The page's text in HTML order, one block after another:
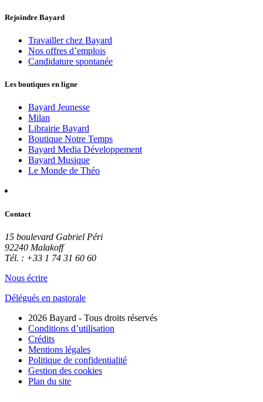
Rejoindre Bayard
Travailler chez Bayard
Nos offres d’emplois
Candidature spontanée
Les boutiques en ligne
Bayard Jeunesse
Milan
Librairie Bayard
Boutique Notre Temps
Bayard Media Développement
Bayard Musique
Le Monde de Théo
Contact
15 boulevard Gabriel Péri
92240 Malakoff
Tél. : +33 1 74 31 60 60
Nous écrire
Délégués en pastorale
2026 Bayard - Tous droits réservés
Conditions d’utilisation
Crédits
Mentions légales
Politique de confidentialité
Gestion des cookies
Plan du site